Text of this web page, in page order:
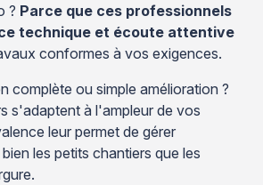
? Parce que ces professionnels
technique et écoute attentive
conformes à vos exigences.
complète ou simple amélioration ?
s'adaptent à l'ampleur de vos
leur permet de gérer
les petits chantiers que les